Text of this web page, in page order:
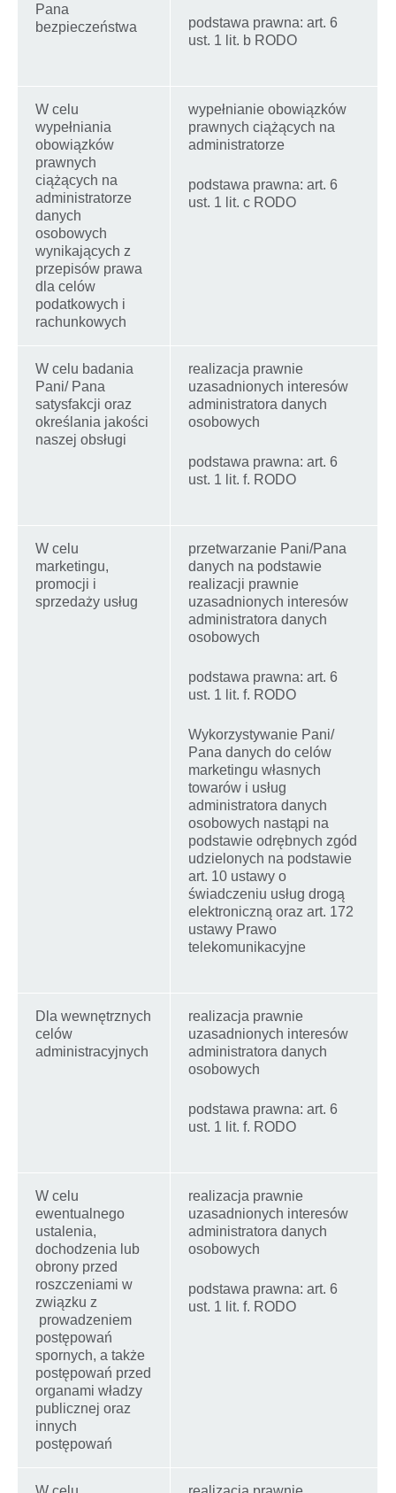
Pana
bezpieczeństwa
podstawa prawna: art. 6
ust. 1 lit. b RODO
W celu
wypełniania
obowiązków
prawnych
ciążących na
administratorze
danych
osobowych
wynikających z
przepisów prawa
dla celów
podatkowych i
rachunkowych
wypełnianie obowiązków
prawnych ciążących na
administratorze
podstawa prawna: art. 6
ust. 1 lit. c RODO
W celu badania
Pani/ Pana
satysfakcji oraz
określania jakości
naszej obsługi
realizacja prawnie
uzasadnionych interesów
administratora danych
osobowych
podstawa prawna: art. 6
ust. 1 lit. f. RODO
W celu
marketingu,
promocji i
sprzedaży usług
przetwarzanie Pani/Pana
danych na podstawie
realizacji prawnie
uzasadnionych interesów
administratora danych
osobowych
podstawa prawna: art. 6
ust. 1 lit. f. RODO
Wykorzystywanie Pani/
Pana danych do celów
marketingu własnych
towarów i usług
administratora danych
osobowych nastąpi na
podstawie odrębnych zgód
udzielonych na podstawie
art. 10 ustawy o
świadczeniu usług drogą
elektroniczną oraz art. 172
ustawy Prawo
telekomunikacyjne
Dla wewnętrznych
celów
administracyjnych
realizacja prawnie
uzasadnionych interesów
administratora danych
osobowych
podstawa prawna: art. 6
ust. 1 lit. f. RODO
W celu
ewentualnego
ustalenia,
dochodzenia lub
obrony przed
roszczeniami w
związku z
prowadzeniem
postępowań
spornych, a także
postępowań przed
organami władzy
publicznej oraz
innych
postępowań
realizacja prawnie
uzasadnionych interesów
administratora danych
osobowych
podstawa prawna: art. 6
ust. 1 lit. f. RODO